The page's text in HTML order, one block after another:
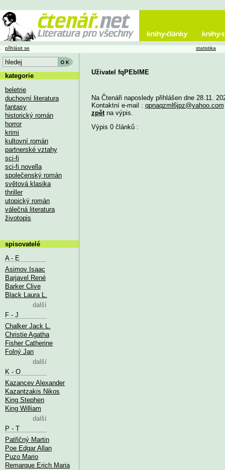
Uživatel fqPEbIME
Na Čtenáři naposledy přihlášen dne 28.11.
Kontaktní e-mail : qpnaqzml6jpz@yahoo.com
zpětna výpis.
Výpis 0 článků :
přihlásit se statistika
kategorie
beletrie
duchovní literatura
fantasy
historický román
horror
krimi
kultovní román
partnerské vztahy
sci-fi
sci-fi novella
společenský román
světová klasika
thriller
utopický román
válečná literatura
životopis
spisovatelé
A - E
Asimov Isaac
Barjavel René
Barker Clive
Black Laura L.
další
F - J
Chalker Jack L.
Christie Agatha
Fisher Catherine
Folný Jan
další
K - O
Kazancev Alexander
Kazantzakis Nikos
King Stephen
King William
další
P - T
Patřičný Martin
Poe Edgar Allan
Puzo Mario
Remarque Erich Maria